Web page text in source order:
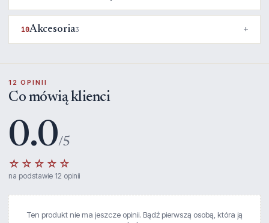
10Akcesoria3
12 OPINII
Co mówią klienci
0.0/5
☆☆☆☆☆
na podstawie 12 opinii
Ten produkt nie ma jeszcze opinii. Bądź pierwszą osobą, która ją